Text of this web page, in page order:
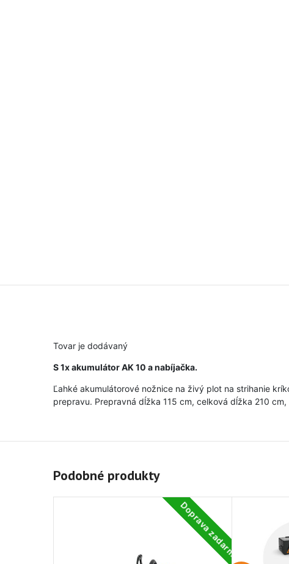
Tovar je dodávaný
S 1x akumulátor AK 10 a nabíjačka.
Ľahké akumulátorové nožnice na živý plot na strihanie
prepravu. Prepravná dĺžka 115 cm, celková dĺžka 210
Podobné produkty
Doprava zadarmo